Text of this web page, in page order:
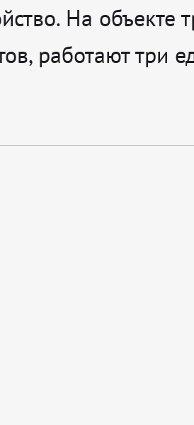
На объекте
работают три